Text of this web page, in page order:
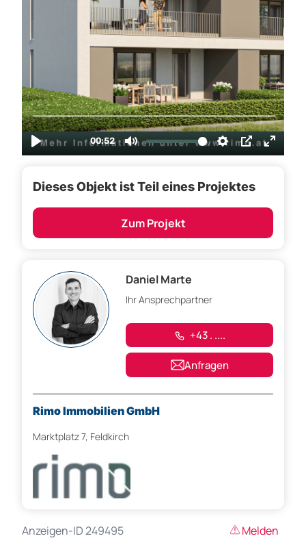
Dieses Objekt ist Teil eines Projektes
Zum Projekt
Daniel Marte
Ihr Ansprechpartner
+43 . ....
Anfragen
Rimo Immobilien GmbH
Marktplatz 7, Feldkirch
Anzeigen-ID 249495 Melden